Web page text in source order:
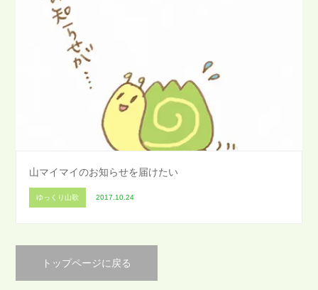
山マイマイのお知らせを届けたい
ゆっくり山歌 2017.10.24
トップページに戻る